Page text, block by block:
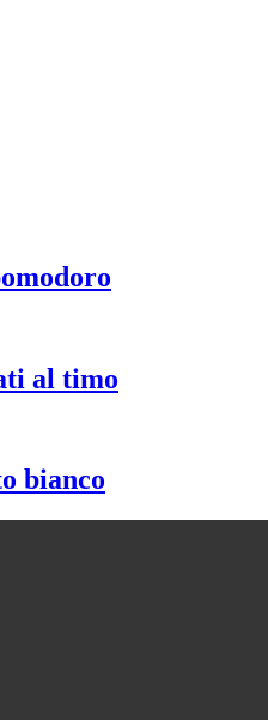
al timo
bianco